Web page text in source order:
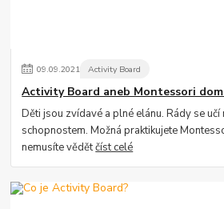
09.09.2021 Activity Board
Activity Board aneb Montessori
Děti jsou zvídavé a plné elánu. Rády se
schopnostem. Možná praktikujete
nemusíte vědětčíst celé